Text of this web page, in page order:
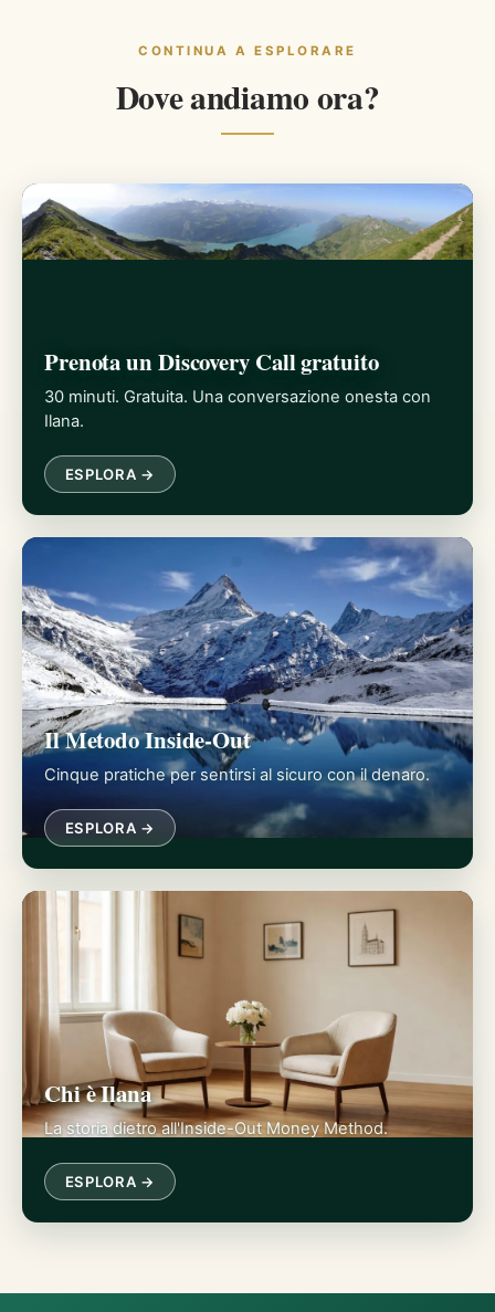
CONTINUA A ESPLORARE
Dove andiamo ora?
Prenota un Discovery Call gratuito
30 minuti. Gratuita. Una conversazione onesta con
Ilana.
ESPLORA →
Il Metodo Inside-Out
Cinque pratiche per sentirsi al sicuro con il denaro.
ESPLORA →
Chi è Ilana
La storia dietro all'Inside-Out Money Method.
ESPLORA →